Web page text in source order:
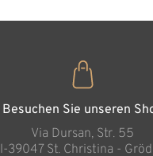
Besuchen Sie unseren
Via Dursan, Str. 55
l-39047 St. Christina -